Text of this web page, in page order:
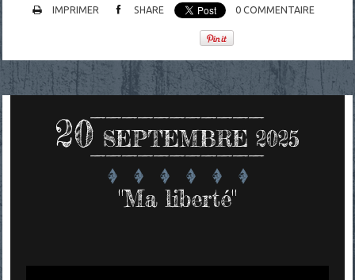
IMPRIMER SHARE 0 COMMENTAIRE
20 SEPTEMBRE 2025
"Ma liberté"